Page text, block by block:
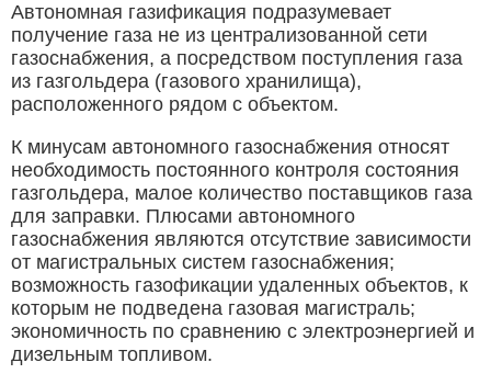
Автономная газификация подразумевает
получение газа не из централизованной сети
газоснабжения, а посредством поступления газа
из газгольдера (газового хранилища),
расположенного рядом с объектом.
К минусам автономного газоснабжения относят
необходимость постоянного контроля состояния
газгольдера, малое количество поставщиков газа
для заправки. Плюсами автономного
газоснабжения являются отсутствие зависимости
от магистральных систем газоснабжения;
возможность газофикации удаленных объектов, к
которым не подведена газовая магистраль;
экономичность по сравнению с электроэнергией и
дизельным топливом.